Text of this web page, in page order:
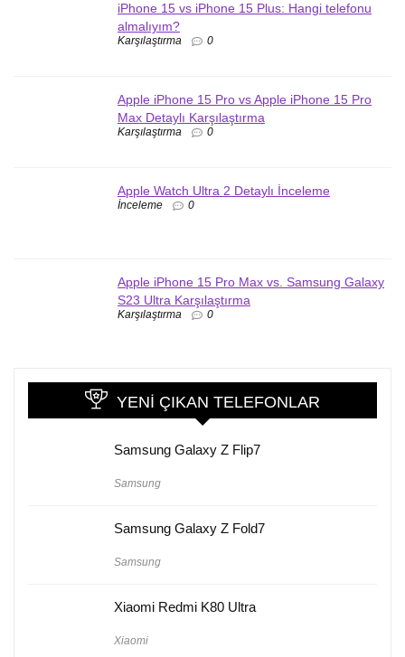
iPhone 15 vs iPhone 15 Plus: Hangi telefonu
almalıyım?
Karşılaştırma 0
Apple iPhone 15 Pro vs Apple iPhone 15 Pro
Max Detaylı Karşılaştırma
Karşılaştırma 0
Apple Watch Ultra 2 Detaylı İnceleme
İnceleme 0
Apple iPhone 15 Pro Max vs. Samsung Galaxy
S23 Ultra Karşılaştırma
Karşılaştırma 0
YENI ÇIKAN TELEFONLAR
Samsung Galaxy Z Flip7
Samsung
Samsung Galaxy Z Fold7
Samsung
Xiaomi Redmi K80 Ultra
Xiaomi